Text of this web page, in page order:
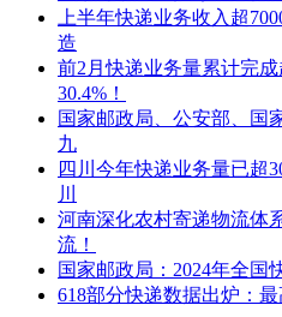
上半年快递业务收入超
造
前2月快递业务量累计完
30.4%！
国家邮政局、公安部、国
九
四川今年快递业务量已超
川
河南深化农村寄递物流体
流！
国家邮政局：2024年全国
618部分快递数据出炉：最